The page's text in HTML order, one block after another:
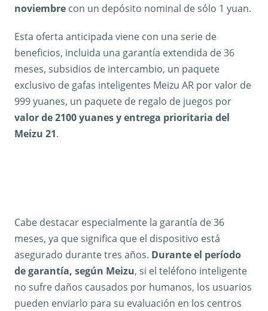
noviembre con un depósito nominal de sólo 1 yuan.
Esta oferta anticipada viene con una serie de
beneficios, incluida una garantía extendida de 36
meses, subsidios de intercambio, un paquete
exclusivo de gafas inteligentes Meizu AR por valor de
999 yuanes, un paquete de regalo de juegos por
valor de 2100 yuanes y entrega prioritaria del
Meizu 21.
Cabe destacar especialmente la garantía de 36
meses, ya que significa que el dispositivo está
asegurado durante tres años. Durante el período
de garantía, según Meizu, si el teléfono inteligente
no sufre daños causados ​​por humanos, los usuarios
pueden enviarlo para su evaluación en los centros